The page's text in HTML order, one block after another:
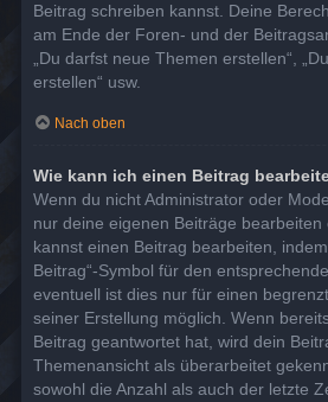
Beitrag schreiben kannst. Deine
am Ende der Foren- und der
„Du darfst neue Themen erstellen“,
erstellen“ usw.
Nach oben
Wie kann ich einen Beitrag
Wenn du nicht Administrator oder
nur deine eigenen Beiträge bearbeiten
kannst einen Beitrag bearbeiten,
Beitrag“-Symbol für den
eventuell ist dies nur für einen
seiner Erstellung möglich. Wenn
Beitrag geantwortet hat, wird dein
Themenansicht als überarbeitet
sowohl die Anzahl als auch der letzte